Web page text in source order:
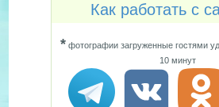
Как работать с
*фотографии загруженные гостями
10 минут